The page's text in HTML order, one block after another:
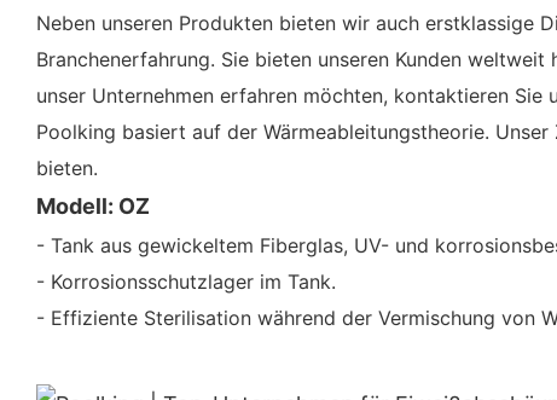
Neben unseren Produkten bieten wir auch erstklassige
Branchenerfahrung. Sie bieten unseren Kunden
unser Unternehmen erfahren möchten, kontaktieren
Poolking basiert auf der Wärmeableitungstheorie.
bieten.
Modell: OZ
- Tank aus gewickeltem Fiberglas, UV- und
- Korrosionsschutzlager im Tank.
- Effiziente Sterilisation während der Vermischung von